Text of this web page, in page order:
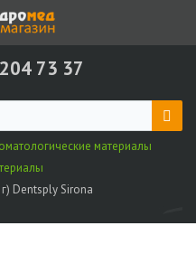
73 37
материалы
Dentsply Sirona